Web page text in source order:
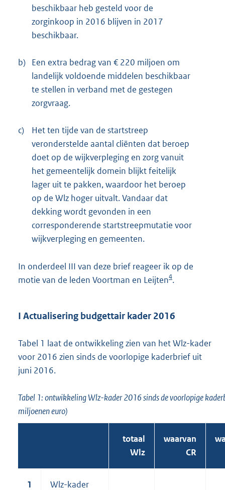
beschikbaar heb gesteld voor de
zorginkoop in 2016 blijven in 2017
beschikbaar.
b) Een extra bedrag van € 220 miljoen om
landelijk voldoende middelen beschikbaar
te stellen in verband met de gestegen
zorgvraag.
c)
Het ten tijde van de startstreep
veronderstelde aantal cliënten dat beroep
doet op de wijkverpleging en zorg vanuit
het gemeentelijk domein blijkt feitelijk
lager uit te pakken, waardoor het beroep
op de Wlz hoger uitvalt. Vandaar dat
dekking wordt gevonden in een
corresponderende startstreepmutatie voor
wijkverpleging en gemeenten.
In onderdeel III van deze brief reageer ik op de
motie van de leden Voortman en Leijten4.
I Actualisering budgettair kader 2016
Tabel 1 laat de ontwikkeling zien van het Wlz-kader
voor 2016 zien sinds de voorlopige kaderbrief uit
juni 2016.
Tabel 1: ontwikkeling Wlz-kader 2016 sinds de voorlopige
miljoenen euro)
totaal
Wlz
waarvan
CR
1 Wlz-kader